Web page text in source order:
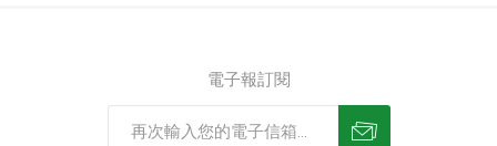
電子報訂閱